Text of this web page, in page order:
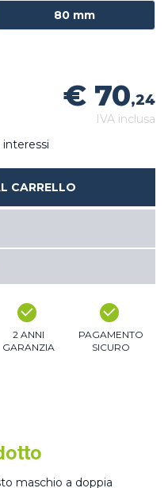
80 mm
€ 70,24
IVA inclusa
interessi
CARRELLO
2 ANNI
GARANZIA
PAGAMENTO
SICURO
maschio a doppia